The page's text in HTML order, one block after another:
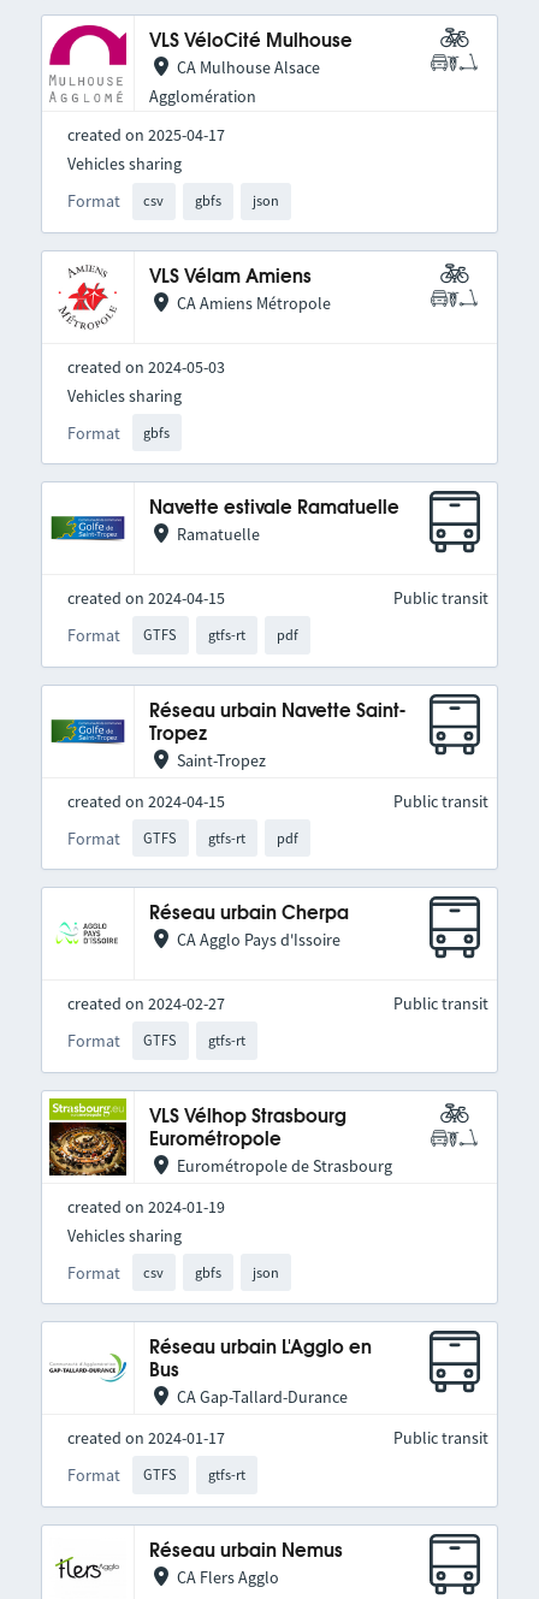
VLS VéloCité Mulhouse
CA Mulhouse Alsace
Agglomération
created on 2025-04-17
Format csv gbfs json
Vehicles sharing
VLS Vélam Amiens
CA Amiens Métropole
created on 2024-05-03
Format gbfs
Vehicles sharing
Navette estivale Ramatuelle
Ramatuelle
created on 2024-04-15
Format
GTFS gtfs-rt pdf
Public transit
Réseau urbain Navette Saint-
Tropez
Saint-Tropez
created on 2024-04-15
Format
GTFS gtfs-rt pdf
Public transit
Réseau urbain Cherpa
CA Agglo Pays d'Issoire
created on 2024-02-27
Format
GTFS gtfs-rt
Public transit
VLS Vélhop Strasbourg
Eurométropole
Eurométropole de Strasbourg
created on 2024-01-19
Format csv gbfs json
Vehicles sharing
Réseau urbain L'Agglo en
Bus
CA Gap-Tallard-Durance
created on 2024-01-17
Format
GTFS gtfs-rt
Public transit
Réseau urbain Nemus
CA Flers Agglo